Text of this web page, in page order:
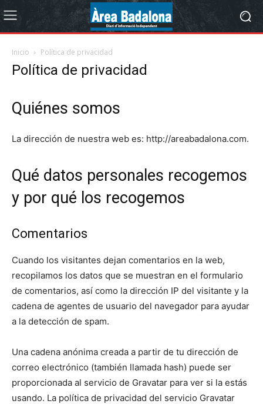
Inicio Política de privacidad
Política de privacidad
Quiénes somos
La dirección de nuestra web es: http://areabadalona.com.
Qué datos personales recogemos
y por qué los recogemos
Comentarios
Cuando los visitantes dejan comentarios en la web,
recopilamos los datos que se muestran en el formulario
de comentarios, así como la dirección IP del visitante y la
cadena de agentes de usuario del navegador para ayudar
a la detección de spam.
Una cadena anónima creada a partir de tu dirección de
correo electrónico (también llamada hash) puede ser
proporcionada al servicio de Gravatar para ver si la estás
usando. La política de privacidad del servicio Gravatar